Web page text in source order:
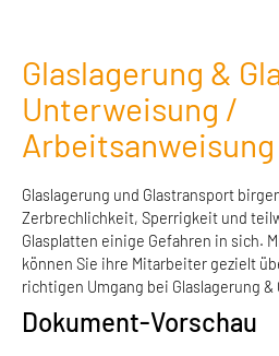
Glaslagerung &
Unterweisung /
Arbeitsanweisung
Glaslagerung und Glastransport
Zerbrechlichkeit, Sperrigkeit und
Glasplatten einige Gefahren in sich.
können Sie ihre Mitarbeiter gezielt
richtigen Umgang bei Glaslagerung
Dokument-Vorschau